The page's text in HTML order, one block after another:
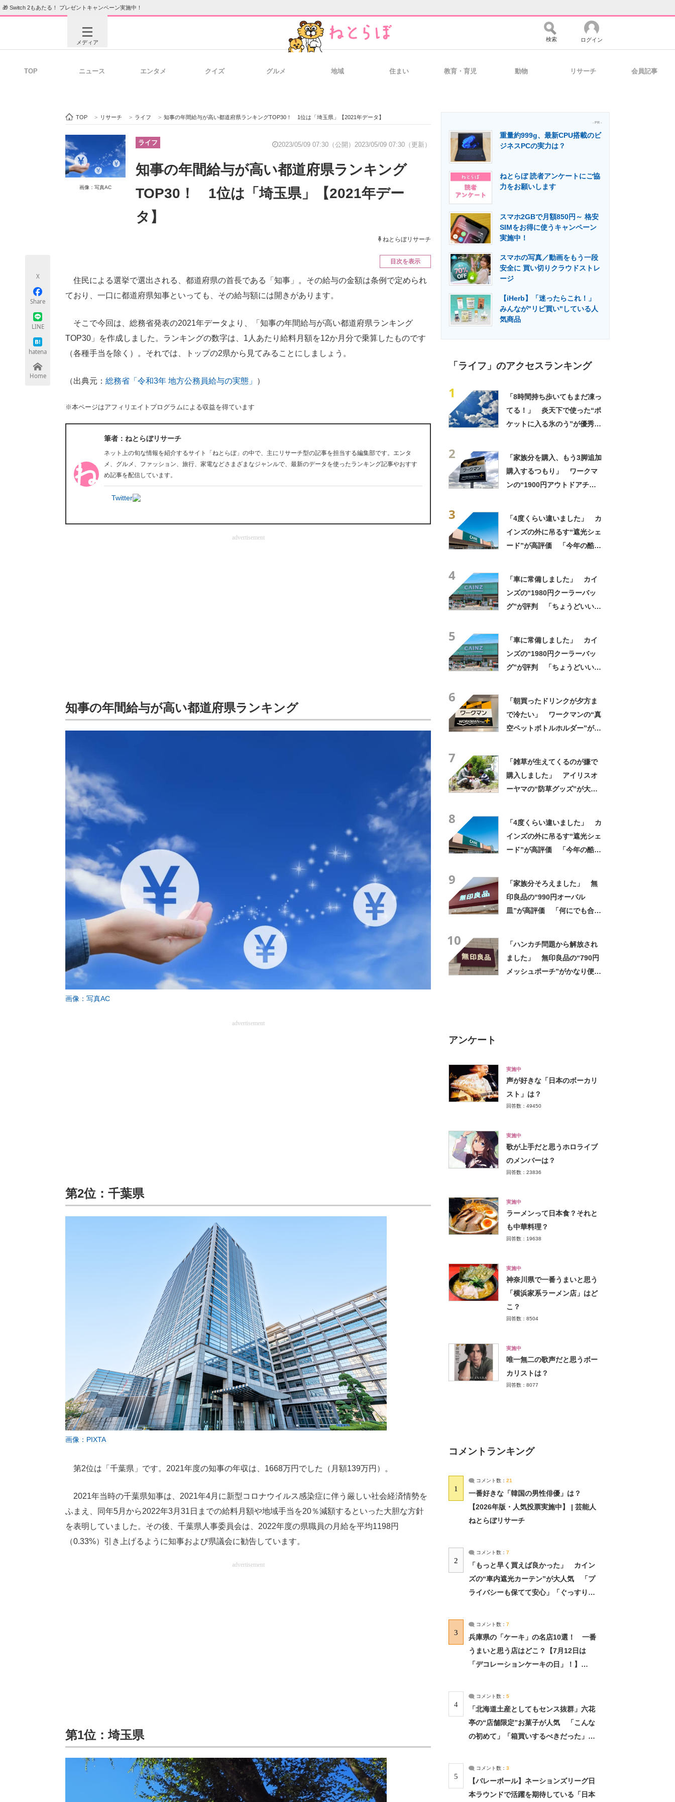
🎁 Switch 2もあたる！ プレゼントキャンペーン実施中！
メディア
ビジネスと働き方のヒント 経営リーダーのコミュニティ マーケ×ITの今がよく分かる
ITエンジニア向け専門サイト IT製品の技術・比較・事例 製造業のIT導入・活用を支援
エネルギーの専門メディア 建設×テクノロジーの最前線
ちょっと気になるネットの話題
検索 ログイン
TOP ニュース エンタメ クイズ グルメ 地域 住まい 教育・育児 動物 リサーチ 会員記事
TOP > リサーチ > ライフ > 知事の年間給与が高い都道府県ランキングTOP30！ 1位は「埼玉県」【2021年データ】
画像：写真AC
ライフ 2023/05/09 07:30（公開） 2023/05/09 07:30（更新）
知事の年間給与が高い都道府県ランキング
TOP30！ 1位は「埼玉県」【2021年デー
タ】
ねとらぼリサーチ
X
Share
LINE
hatena
Home
目次を表示
住民による選挙で選出される、都道府県の首長である「知事」。その給与の金額は条例で定められ
ており、一口に都道府県知事といっても、その給与額には開きがあります。
そこで今回は、総務省発表の2021年データより、「知事の年間給与が高い都道府県ランキング
TOP30」を作成しました。ランキングの数字は、1人あたり給料月額を12か月分で乗算したものです
（各種手当を除く）。それでは、トップの2県から見てみることにしましょう。
（出典元： 総務省「令和3年 地方公務員給与の実態」 ）
※本ページはアフィリエイトプログラムによる収益を得ています
筆者：ねとらぼリサーチ
ネット上の旬な情報を紹介するサイト「ねとらぼ」の中で、主にリサーチ型の記事を担当する編集部です。エンタ
メ、グルメ、ファッション、旅行、家電などさまざまなジャンルで、最新のデータを使ったランキング記事やおすす
め記事を配信しています。
Twitter
advertisement
知事の年間給与が高い都道府県ランキング
画像：写真AC
advertisement
第2位：千葉県
画像：PIXTA
第2位は「千葉県」です。2021年度の知事の年収は、1668万円でした（月額139万円）。
2021年当時の千葉県知事は、2021年4月に新型コロナウイルス感染症に伴う厳しい社会経済情勢を
ふまえ、同年5月から2022年3月31日までの給料月額や地域手当を20％減額するといった大胆な方針
を表明していました。その後、千葉県人事委員会は、2022年度の県職員の月給を平均1198円
（0.33%）引き上げるように知事および県議会に勧告しています。
advertisement
第1位：埼玉県
- PR -
重量約999g、最新CPU搭載のビ
ジネスPCの実力は？
ねとらぼ 読者アンケートにご協
力をお願いします
スマホ2GBで月額850円～ 格安
SIMをお得に使うキャンペーン
実施中！
スマホの写真／動画をもう一段
安全に 買い切りクラウドストレ
ージ
【iHerb】「迷ったらこれ！」
みんなが"リピ買い"している人
気商品
「ライフ」のアクセスランキング
1
「8時間持ち歩いてもまだ凍っ
てる！」 炎天下で使った“ポ
ケットに入る氷のう”が優秀す
2
「家族分を購入、もう3脚追加
購入するつもり」 ワークマ
ンの“1900円アウトドアチェ
3
「4度くらい違いました」 カ
インズの外に吊るす“遮光シェ
ード”が高評価 「今年の酷暑
4
「車に常備しました」 カイ
ンズの“1980円クーラーバッ
グ”が評判 「ちょうどいい大
5
「車に常備しました」 カイ
ンズの“1980円クーラーバッ
グ”が評判 「ちょうどいい大
6
「朝買ったドリンクが夕方ま
で冷たい」 ワークマンの“真
空ペットボトルホルダー”が大
7
「雑草が生えてくるのが嫌で
購入しました」 アイリスオ
ーヤマの“防草グッズ”が大人
8
「4度くらい違いました」 カ
インズの外に吊るす“遮光シェ
ード”が高評価 「今年の酷暑
9
「家族分そろえました」 無
印良品の“990円オーバル
皿”が高評価 「何にでも合
10
「ハンカチ問題から解放され
ました」 無印良品の“790円
メッシュポーチ”がかなり便
アンケート
実施中
声が好きな「日本のボーカリ
スト」は？
回答数：49450
実施中
歌が上手だと思うホロライブ
のメンバーは？
回答数：23836
実施中
ラーメンって日本食？それと
も中華料理？
回答数：19638
実施中
神奈川県で一番うまいと思う
「横浜家系ラーメン店」はど
こ？
回答数：8504
実施中
唯一無二の歌声だと思うボー
カリストは？
回答数：8077
コメントランキング
1
コメント数： 21
一番好きな「韓国の男性俳優」は？
【2026年版・人気投票実施中】 | 芸能人
ねとらぼリサーチ
2
コメント数： 7
「もっと早く買えば良かった」 カイン
ズの“車内遮光カーテン”が大人気 「プ
ライバシーも保てて安心」「ぐっすり眠
3
コメント数： 7
兵庫県の「ケーキ」の名店10選！ 一番
うまいと思う店はどこ？【7月12日は
「デコレーションケーキの日」！】
4
コメント数： 5
「北海道土産としてもセンス抜群」六花
亭の“店舗限定”お菓子が人気 「こんな
の初めて」「箱買いするべきだった」
5
コメント数： 3
【バレーボール】ネーションズリーグ日
本ラウンドで活躍を期待している「日本